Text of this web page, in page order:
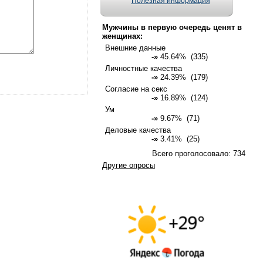
Мужчины в первую очередь ценят в
женщинах:
Внешние данные
-» 45.64% (335)
Личностные качества
-» 24.39% (179)
Согласие на секс
-» 16.89% (124)
Ум
-» 9.67% (71)
Деловые качества
-» 3.41% (25)
Всего проголосовало: 734
Другие опросы